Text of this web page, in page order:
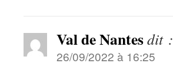
Val de Nantesdit :
26/09/2022 à 16:25